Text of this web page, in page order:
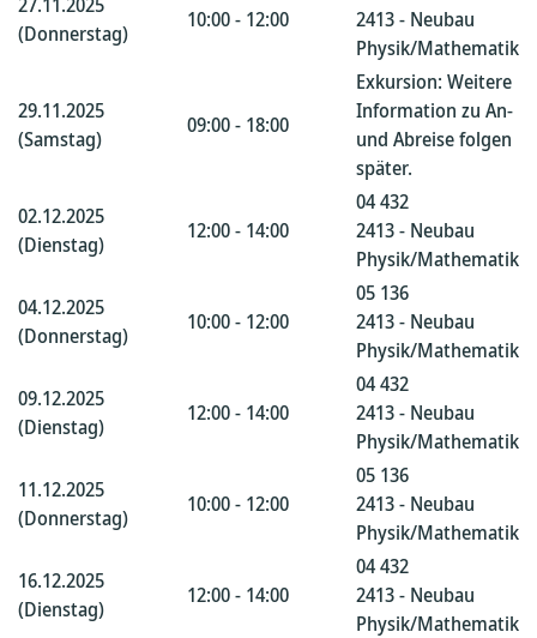
(Donnerstag)
10:00 - 12:00
2413 - Neubau
Physik/Mathematik
29.11.2025
(Samstag)
09:00 - 18:00
Exkursion: Weitere
Information zu An-
und Abreise folgen
später.
02.12.2025
(Dienstag)
12:00 - 14:00
04 432
2413 - Neubau
Physik/Mathematik
04.12.2025
(Donnerstag)
10:00 - 12:00
05 136
2413 - Neubau
Physik/Mathematik
09.12.2025
(Dienstag)
12:00 - 14:00
04 432
2413 - Neubau
Physik/Mathematik
11.12.2025
(Donnerstag)
10:00 - 12:00
05 136
2413 - Neubau
Physik/Mathematik
16.12.2025
(Dienstag)
12:00 - 14:00
04 432
2413 - Neubau
Physik/Mathematik